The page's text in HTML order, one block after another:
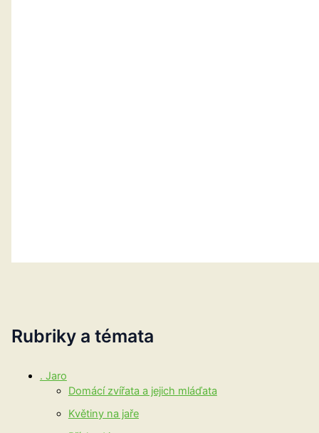
Rubriky a témata
. Jaro
Domácí zvířata a jejich mláďata
Květiny na jaře